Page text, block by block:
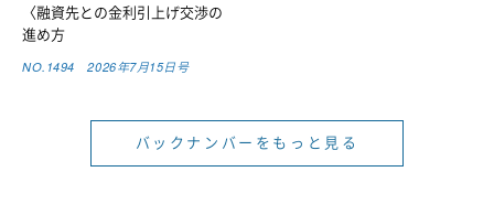
〈融資先との金利引上げ交渉の
進め方
NO.1494 2026年7月15日号
バックナンバーをもっと見る